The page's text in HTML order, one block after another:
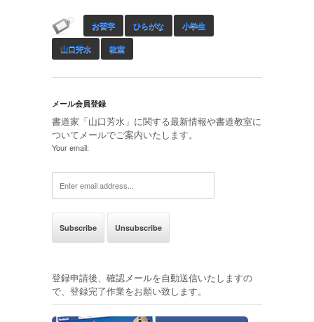
お習字 ひらがな 小学生
山口芳水 教室
メール会員登録
書道家「山口芳水」に関する最新情報や書道教室に
ついてメールでご案内いたします。
Your email:
登録申請後、確認メールを自動送信いたしますの
で、登録完了作業をお願い致します。